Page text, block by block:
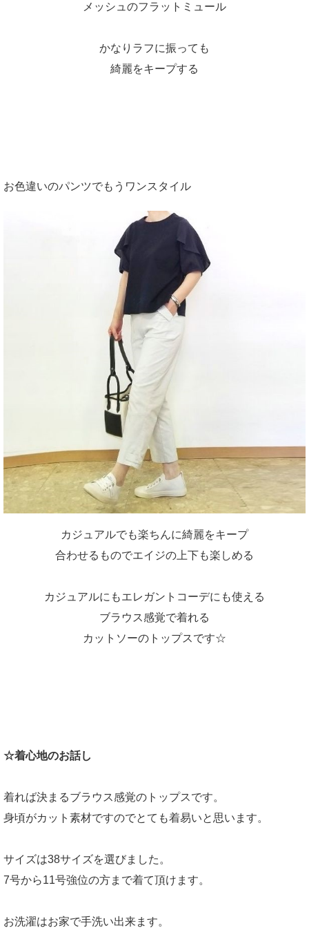
メッシュのフラットミュール
かなりラフに振っても
綺麗をキープする
お色違いのパンツでもうワンスタイル
カジュアルでも楽ちんに綺麗をキープ
合わせるものでエイジの上下も楽しめる
カジュアルにもエレガントコーデにも使える
ブラウス感覚で着れる
カットソーのトップスです☆
☆着心地のお話し
着れば決まるブラウス感覚のトップスです。
身頃がカット素材ですのでとても着易いと思います。
サイズは38サイズを選びました。
7号から11号強位の方まで着て頂けます。
お洗濯はお家で手洗い出来ます。